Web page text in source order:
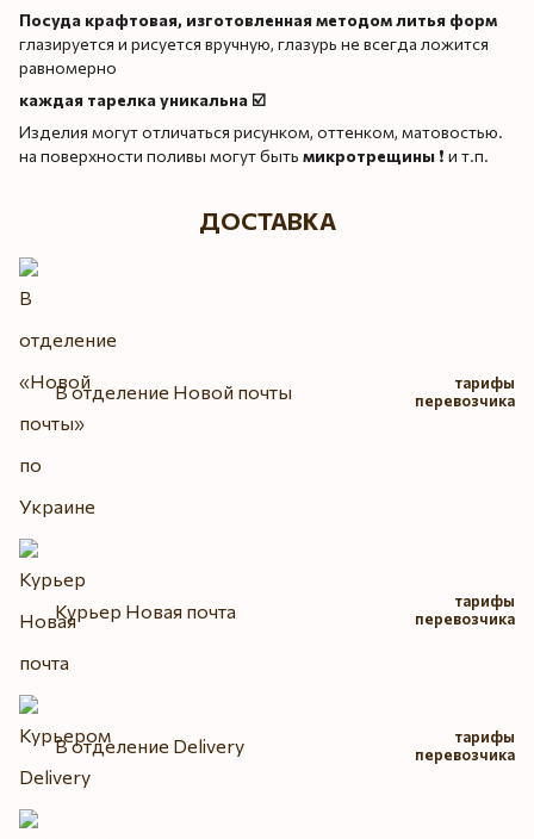
Посуда крафтовая, изготовленная методом литья форм
глазируется и рисуется вручную, глазурь не всегда ложится
равномерно
каждая тарелка уникальна ☑️
Изделия могут отличаться рисунком, оттенком, матовостью.
на поверхности поливы могут быть микротрещины ❗️ и т.п.
ДОСТАВКА
В отделение Новой почты
тарифы
перевозчика
Курьер Новая почта
тарифы
перевозчика
В отделение Delivery
тарифы
перевозчика